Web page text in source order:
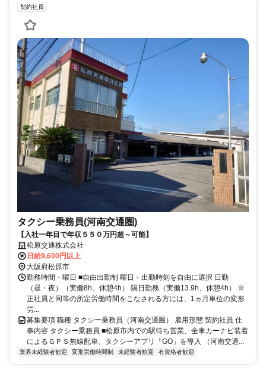
契約社員
タクシー乗務員(河南交通圏)
【入社一年目で年収５５０万円超～可能】
松原交通株式会社
日給9,600円以上
大阪府松原市
勤務時間・曜日 ■自由出勤制 曜日・出勤時刻を自由に選択 日勤
（昼・夜）（実働8h、休憩4h） 隔日勤務（実働13.9h、休憩4h） ※
正社員と同等の所定労働時間をこなされる方には、1ヵ月単位の変形
労...
募集要項 職種 タクシー乗務員（河南交通圏） 雇用形態 契約社員 仕
事内容 タクシー乗務員 ■松原市内での駅待ち営業、全車カーナビ装着
によるＧＰＳ無線配車、タクシーアプリ「GO」を導入 （河南交通...
業界未経験者歓迎 変形労働時間制 未経験者歓迎 有資格者歓迎